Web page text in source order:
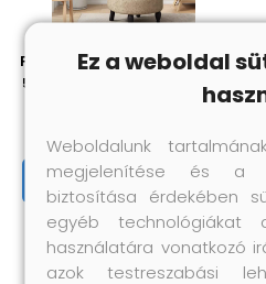
Papucs fotel Világosszürke
56,5 x 70 x 110 cm Műsuede
44 600 Ft
Megnézem
Ez a weboldal
Weboldalunk
megjelenítése és a
biztosítása érdekében
egyéb technológiákat
használatára vonatkozó
azok testreszabási